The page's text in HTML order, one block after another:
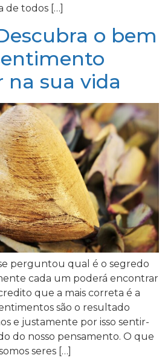
de todos […]
o bem
na sua vida
perguntou qual é o segredo
cada um poderá encontrar
que a mais correta é a
são o resultado
e justamente por isso sentir-
do nosso pensamento. O que
seres […]